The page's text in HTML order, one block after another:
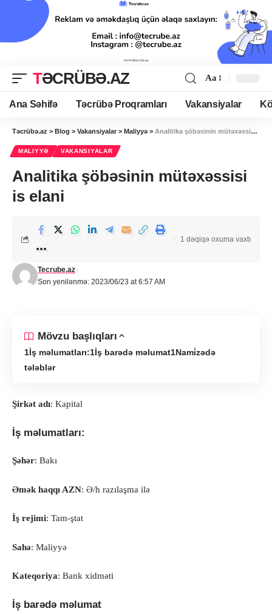
TƏCRÜBƏ.AZ Aa
Ana Səhifə Təcrübə Proqramları Vakansiyalar
Təcrübə.az > Blog > Vakansiyalar > Maliyyə > Analitika şöbəsinin mütəxəssisi is elani
MALIYYƏ VAKANSIYALAR
Analitika şöbəsinin mütəxəssisi
is elani
Son yenilənmə: 2023/06/23 at 6:57 AM
Tecrube.az
1 dəqiqə oxuma vaxtı
Mövzu başlıqları
İş məlumatları: İş barədə məlumat Nami̇zədə
tələblər
Şirkət adı: Kapital
İş məlumatları:
Şəhər: Bakı
Əmək haqqı AZN: Ə/h razılaşma ilə
İş rejimi: Tam-ştat
Sahə: Maliyyə
Kateqoriya: Bank xidməti
İş barədə məlumat